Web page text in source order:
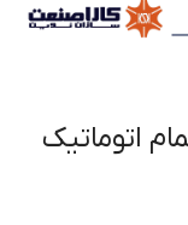
اتوماتیک